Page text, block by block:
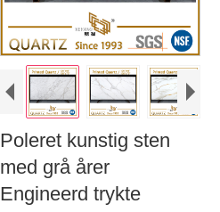
Poleret kunstig sten
med grå årer
Engineerd trykte